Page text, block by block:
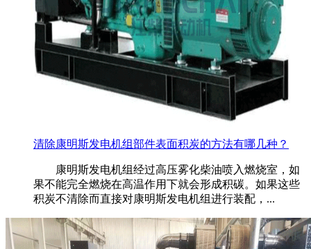
清除康明斯发电机组部件表面积炭的方法有哪几种？
康明斯发电机组经过高压雾化柴油喷入燃烧室，如
果不能完全燃烧在高温作用下就会形成积碳。如果这些
积炭不清除而直接对康明斯发电机组进行装配，...